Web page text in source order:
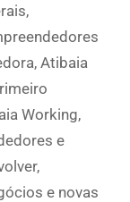
Atibaia
Working,
e
e novas